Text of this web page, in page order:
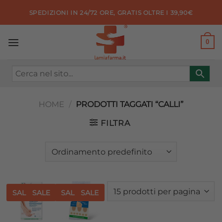
SPEDIZIONI IN 24/72 ORE, GRATIS OLTRE I 39,90€
0
HOME / PRODOTTI TAGGATI “CALLI”
FILTRA
SALE SALE
Aggiungi
alla lista
dei
SALE SALE
Aggiungi
alla lista
dei